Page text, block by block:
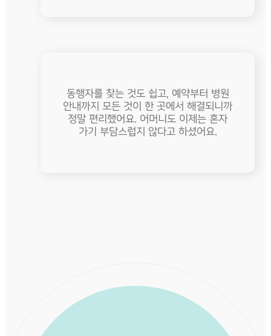
동행자를 찾는 것도 쉽고, 예약부터 병원
안내까지 모든 것이 한 곳에서 해결되니까
정말 편리했어요. 어머니도 이제는 혼자
가기 부담스럽지 않다고 하셨어요.